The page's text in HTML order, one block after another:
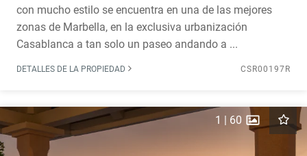
con mucho estilo se encuentra en una de las mejores
zonas de Marbella, en la exclusiva urbanización
Casablanca a tan solo un paseo andando a ...
DETALLES DE LA PROPIEDAD CSR00197R
1 | 60